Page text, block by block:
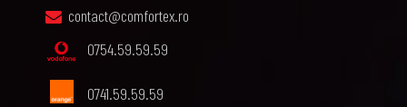
contact@comfortex.ro
0754.59.59.59
0741.59.59.59